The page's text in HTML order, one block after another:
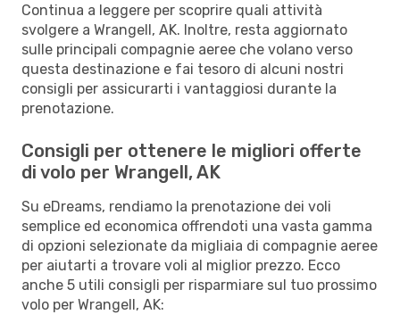
Continua a leggere per scoprire quali attività
svolgere a Wrangell, AK. Inoltre, resta aggiornato
sulle principali compagnie aeree che volano verso
questa destinazione e fai tesoro di alcuni nostri
consigli per assicurarti i vantaggiosi durante la
prenotazione.
Consigli per ottenere le migliori offerte
di volo per Wrangell, AK
Su eDreams, rendiamo la prenotazione dei voli
semplice ed economica offrendoti una vasta gamma
di opzioni selezionate da migliaia di compagnie aeree
per aiutarti a trovare voli al miglior prezzo. Ecco
anche 5 utili consigli per risparmiare sul tuo prossimo
volo per Wrangell, AK: